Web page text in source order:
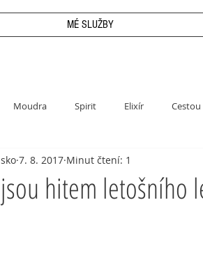
MÉ SLUŽBY
Moudra Spirit Elixír
hitem letošního
7. 8. 2017 Minut čtení: 1